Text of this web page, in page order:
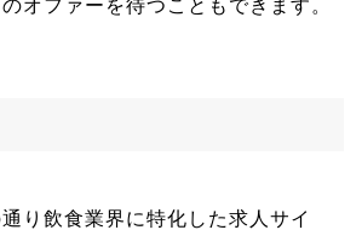
オファーを待つこともできます。
り飲食業界に特化した求人サイ